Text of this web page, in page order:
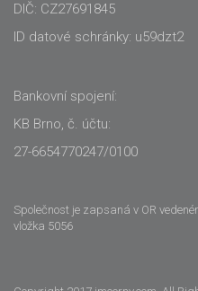
DIČ: CZ27691845
ID datové schránky: u59dzt2
Bankovní spojení:
KB Brno, č. účtu:
27-6654770247/0100
Společnost je zapsaná v OR
vložka 5056